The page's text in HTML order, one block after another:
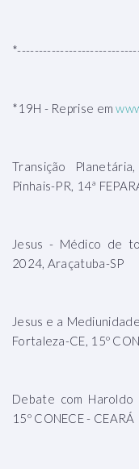
*19H - Reprise em
Transição
Pinhais-PR, 14ª
Jesus - Médico de
2024, Araçatuba-SP
Jesus e a
Fortaleza-CE, 15º
Debate com Haroldo
15º CONECE - CEARÁ